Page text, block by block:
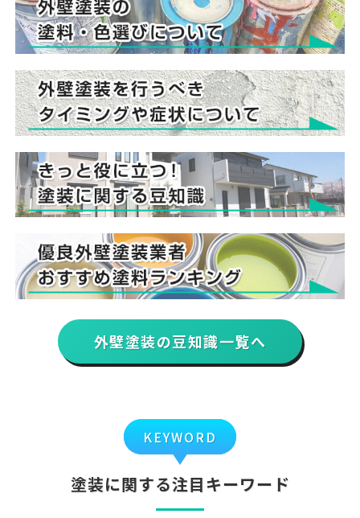
外壁塗装の豆知識一覧へ
KEYWORD
塗装に関する注目キーワード